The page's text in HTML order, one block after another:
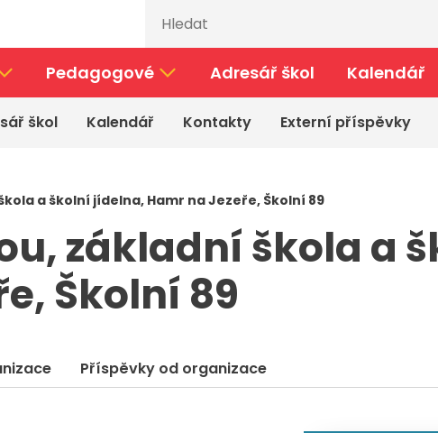
Pedagogové Adresář škol Kalendář
škol Kalendář Kontakty Externí příspěvky
a školní jídelna, Hamr na Jezeře, Školní 89
základní škola a
Školní 89
Příspěvky od organizace